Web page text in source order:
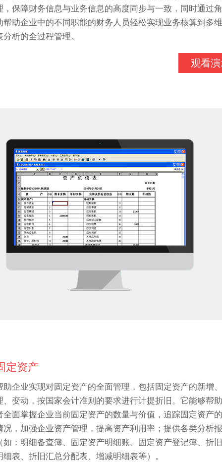
，保障财务信息与业务信息的高度同步与一致，同时通过
帮助企业中的不同职能的财务人员轻松实现业务核算到多
分析的全过程管理。
观看
定资产
助企业实现对固定资产的全面管理，包括固定资产的新增
、变动，按国家会计准则的要求进行计提折旧。它能够帮
全面掌握企业当前固定资产的数量与价值，追踪固定资产
况，加强企业资产管理，提高资产利用率；提供各类分析
如：明细备查簿、固定资产明细账、固定资产登记簿、折
细表、折旧汇总分配表、增减明细表等）。